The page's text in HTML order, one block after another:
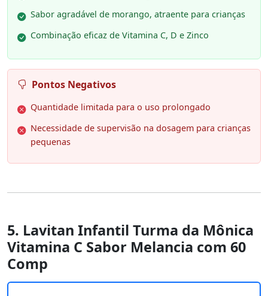
Sabor agradável de morango, atraente para crianças
Combinação eficaz de Vitamina C, D e Zinco
Pontos Negativos
Quantidade limitada para o uso prolongado
Necessidade de supervisão na dosagem para crianças
pequenas
5. Lavitan Infantil Turma da Mônica
Vitamina C Sabor Melancia com 60
Comp